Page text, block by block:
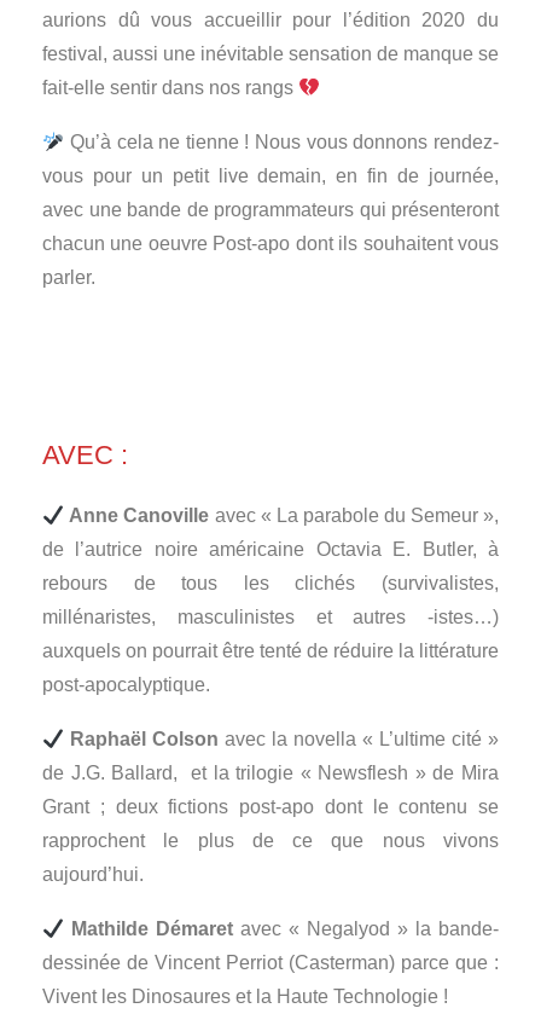
aurions dû vous accueillir pour l’édition 2020 du
festival, aussi une inévitable sensation de manque se
fait-elle sentir dans nos rangs
Qu’à cela ne tienne ! Nous vous donnons rendez-
vous pour un petit live demain, en fin de journée,
avec une bande de programmateurs qui présenteront
chacun une oeuvre Post-apo dont ils souhaitent vous
parler.
AVEC :
Anne Canoville avec « La parabole du Semeur »,
de l’autrice noire américaine Octavia E. Butler, à
rebours de tous les clichés (survivalistes,
millénaristes, masculinistes et autres -istes…)
auxquels on pourrait être tenté de réduire la littérature
post-apocalyptique.
Raphaël Colson avec la novella « L’ultime cité »
de J.G. Ballard, et la trilogie « Newsflesh » de Mira
Grant ; deux fictions post-apo dont le contenu se
rapprochent le plus de ce que nous vivons
aujourd’hui.
Mathilde Démaret avec « Negalyod » la bande-
dessinée de Vincent Perriot (Casterman) parce que :
Vivent les Dinosaures et la Haute Technologie !